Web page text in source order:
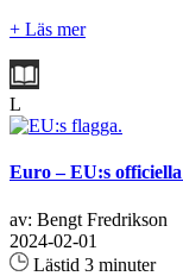
+ Läs mer
L
Euro – EU:s
av: Bengt Fredrikson
2024-02-01
Lästid 3 minuter